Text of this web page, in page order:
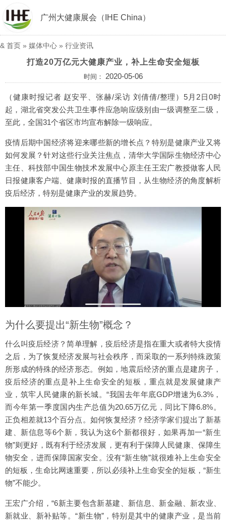
广州大健康展会（IHE China）
& 首页 » 媒体中心 » 行业资讯
打造20万亿元大健康产业，补上生命安全短板
时间： 2020-05-06
（健康时报记者 赵安平、张赫/采访 刘倩倩/整理）5月2日0时
起，湖北省突发公共卫生事件应急响应级别由一级调整至二级，
至此，全国31个省区市均宣布解除一级响应。
疫情后期中国经济将迎来哪些新的增长点？特别是健康产业又将
如何发展？针对这些行业关注焦点，清华大学国际生物经济中心
主任、科技部中国生物技术发展中心原主任王宏广教授做客人民
日报健康客户端、健康时报的直播节目，从生物经济的角度解析
疫后经济，特别是健康产业的发展趋势。
为什么要提出“新生物”概念？
什么叫疫后经济？简单理解，疫后经济是指在重大或者特大疫情
之后，为了恢复经济发展与社会秩序，而采取的一系列特殊政策
所形成的特殊的经济形态。例如，地震后经济的重点是建房子，
疫后经济的重点是补上生命安全的短板，重点就是发展健康产
业，筑牢人民健康的新长城。“我国去年年底GDP增速为6.3%，
而今年第一季度国内生产总值为20.65万亿元，同比下降6.8%。
正负相差就13个百分点。如何恢复经济？经济学家们提出了新基
建、新信息等6个新，我认为这6个新都很好，如果再加一“新生
物”则更好，既有利于经济发展，更有利于保障人民健康、保障生
物安全，进而保障国家安全。没有“新生物”就很难补上生命安全
的短板，生命比网速重要，所以必须补上生命安全的短板，“新生
物”不能少。
王宏广介绍，“6新主要包含新基建、新信息、新金融、新农业、
新就业、新补贴等。“新生物”，特别是其中的健康产业，是当前